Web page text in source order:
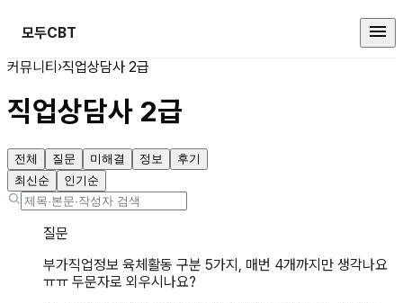
모두CBT
직업상담사2급 커뮤니티
커뮤니티›직업상담사 2급
직업상담사 2급
전체 질문 미해결 정보
후기
최신순
인기순
질문
부가직업정보 육체활동 구분 5가지, 매번 4개까지만 생각나요
ㅠㅠ 두문자로 외우시나요?